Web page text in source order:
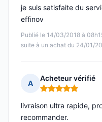
Publié le 14/03/2018 à
suite à un achat du 24/01/
je suis satisfaite du
effinov
A
Acheteur vérifié
Note : 5 sur 5
livraison ultra rapide,
recommander.